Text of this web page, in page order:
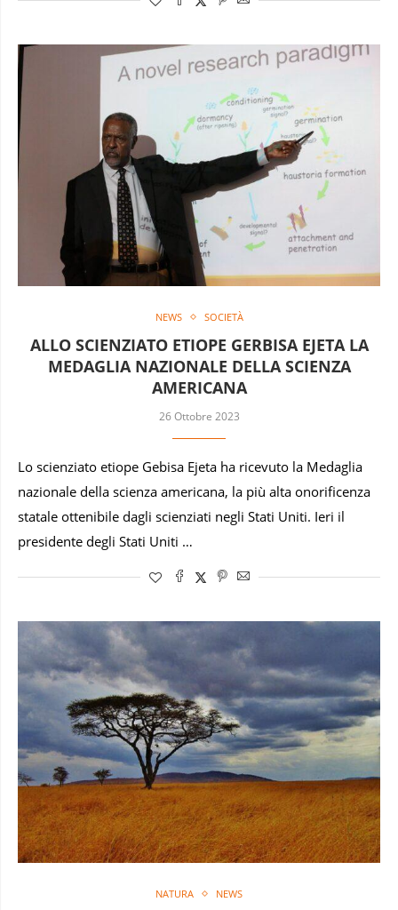
NEWS SOCIETÀ
ALLO SCIENZIATO ETIOPE GERBISA EJETA LA
MEDAGLIA NAZIONALE DELLA SCIENZA
AMERICANA
26 Ottobre 2023
Lo scienziato etiope Gebisa Ejeta ha ricevuto la Medaglia
nazionale della scienza americana, la più alta onorificenza
statale ottenibile dagli scienziati negli Stati Uniti. Ieri il
presidente degli Stati Uniti …
NATURA NEWS